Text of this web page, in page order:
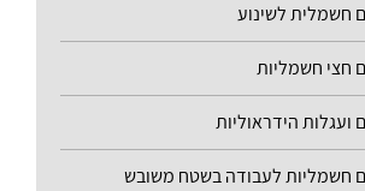
חשמלית לשינוע
חצי חשמליות
הידראוליות
חשמליות לעבודה בשטח משובש